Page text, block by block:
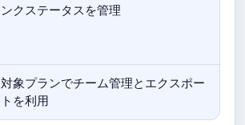
ンクステータスを管理
対象プランでチーム管理とエクスポー
トを利用